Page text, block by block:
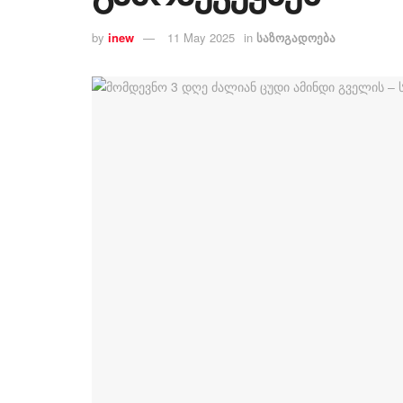
by inew 11 May 2025 in საზოგადოება